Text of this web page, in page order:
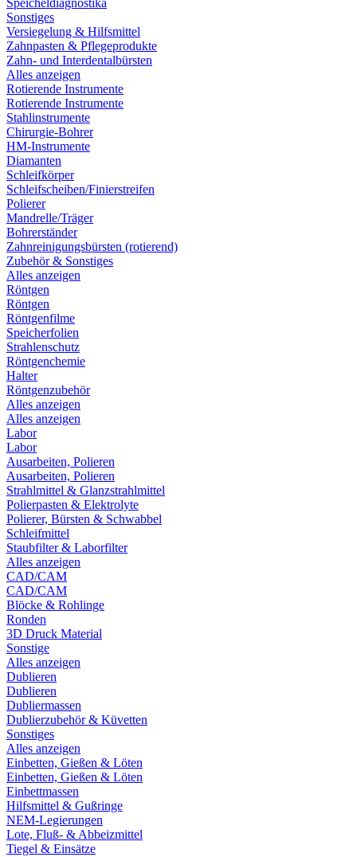
Speicheldiagnostika
Sonstiges
Versiegelung & Hilfsmittel
Zahnpasten & Pflegeprodukte
Zahn- und Interdentalbürsten
Alles anzeigen
Rotierende Instrumente
Rotierende Instrumente
Stahlinstrumente
Chirurgie-Bohrer
HM-Instrumente
Diamanten
Schleifkörper
Schleifscheiben/Finierstreifen
Polierer
Mandrelle/Träger
Bohrerständer
Zahnreinigungsbürsten (rotierend)
Zubehör & Sonstiges
Alles anzeigen
Röntgen
Röntgen
Röntgenfilme
Speicherfolien
Strahlenschutz
Röntgenchemie
Halter
Röntgenzubehör
Alles anzeigen
Alles anzeigen
Labor
Labor
Ausarbeiten, Polieren
Ausarbeiten, Polieren
Strahlmittel & Glanzstrahlmittel
Polierpasten & Elektrolyte
Polierer, Bürsten & Schwabbel
Schleifmittel
Staubfilter & Laborfilter
Alles anzeigen
CAD/CAM
CAD/CAM
Blöcke & Rohlinge
Ronden
3D Druck Material
Sonstige
Alles anzeigen
Dublieren
Dublieren
Dubliermassen
Dublierzubehör & Küvetten
Sonstiges
Alles anzeigen
Einbetten, Gießen & Löten
Einbetten, Gießen & Löten
Einbettmassen
Hilfsmittel & Gußringe
NEM-Legierungen
Lote, Fluß- & Abbeizmittel
Tiegel & Einsätze